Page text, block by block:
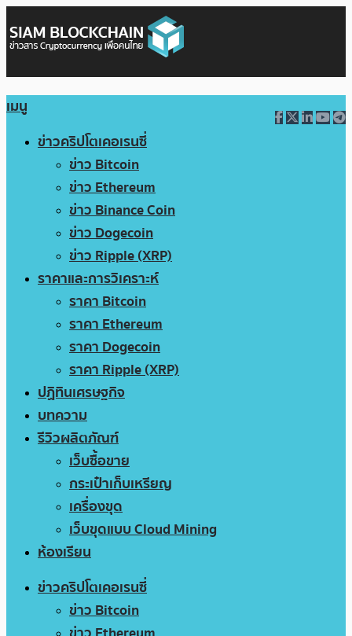
เมนู
ข่าวคริปโตเคอเรนซี่
ข่าว Bitcoin
ข่าว Ethereum
ข่าว Binance Coin
ข่าว Dogecoin
ข่าว Ripple (XRP)
ราคาและการวิเคราะห์
ราคา Bitcoin
ราคา Ethereum
ราคา Dogecoin
ราคา Ripple (XRP)
ปฏิทินเศรษฐกิจ
บทความ
รีวิวผลิตภัณฑ์
เว็บซื้อขาย
กระเป๋าเก็บเหรียญ
เครื่องขุด
เว็บขุดแบบ Cloud Mining
ห้องเรียน
ข่าวคริปโตเคอเรนซี่
ข่าว Bitcoin